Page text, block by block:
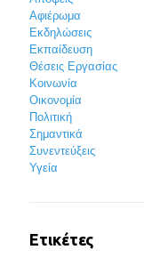
Αφιέρωμα
Εκδηλώσεις
Εκπαίδευση
Θέσεις Εργασίας
Κοινωνία
Οικονομία
Πολιτική
Σημαντικά
Συνεντεύξεις
Υγεία
Ετικέτες